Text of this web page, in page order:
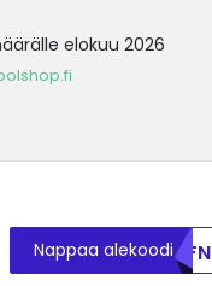
elokuu 2026
Nappaa alekoodiU0FN